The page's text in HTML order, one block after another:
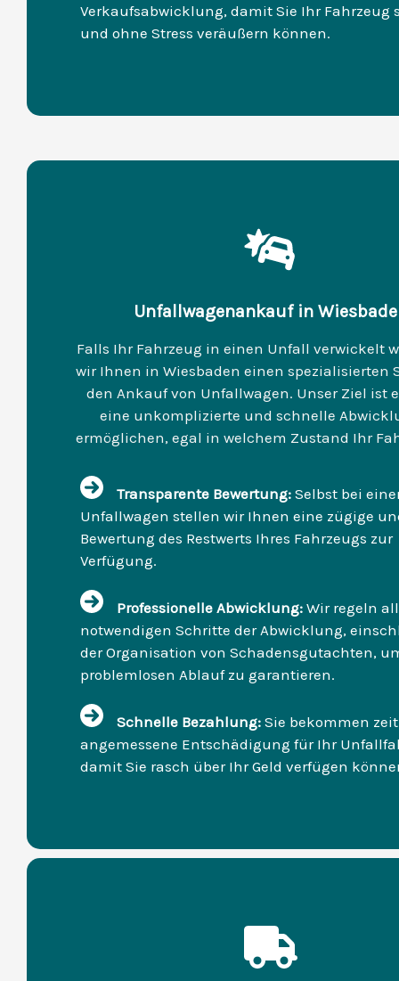
Verkaufsabwicklung, damit Sie Ihr Fahrzeug
und ohne Stress veräußern können.
Unfallwagenankauf in
Falls Ihr Fahrzeug in einen Unfall verwickelt
wir Ihnen in Wiesbaden einen spezialisierten
den Ankauf von Unfallwagen. Unser Ziel ist
eine unkomplizierte und schnelle
ermöglichen, egal in welchem Zustand Ihr
Transparente Bewertung: Selbst bei
Unfallwagen stellen wir Ihnen eine zügige
Bewertung des Restwerts Ihres Fahrzeugs zur
Verfügung.
Professionelle Abwicklung: Wir regeln
notwendigen Schritte der Abwicklung,
der Organisation von Schadensgutachten,
problemlosen Ablauf zu garantieren.
Schnelle Bezahlung: Sie bekommen
angemessene Entschädigung für Ihr
damit Sie rasch über Ihr Geld verfügen